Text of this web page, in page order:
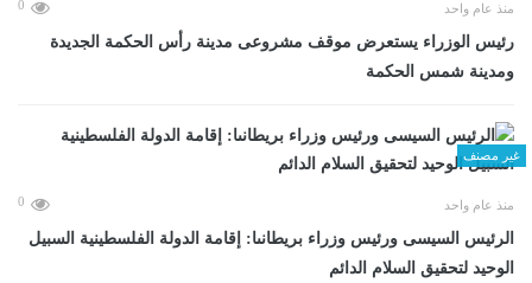
منذ عام واحد 0
رئيس الوزراء يستعرض موقف مشروعى مدينة رأس الحكمة الجديدة
ومدينة شمس الحكمة
غير مصنف
منذ عام واحد 0
الرئيس السيسى ورئيس وزراء بريطانىا: إقامة الدولة الفلسطينية السبيل
الوحيد لتحقيق السلام الدائم